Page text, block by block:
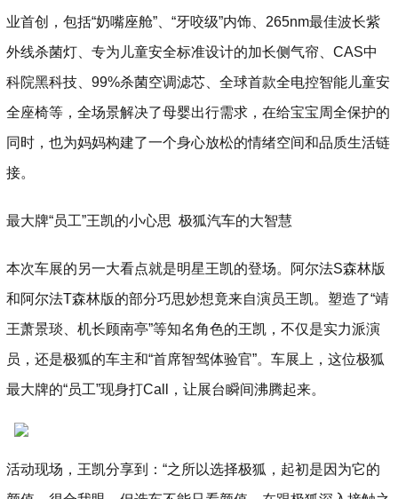
业首创，包括“奶嘴座舱”、“牙咬级”内饰、265nm最佳波长紫
外线杀菌灯、专为儿童安全标准设计的加长侧气帘、CAS中
科院黑科技、99%杀菌空调滤芯、全球首款全电控智能儿童安
全座椅等，全场景解决了母婴出行需求，在给宝宝周全保护的
同时，也为妈妈构建了一个身心放松的情绪空间和品质生活链
接。
最大牌“员工”王凯的小心思 极狐汽车的大智慧
本次车展的另一大看点就是明星王凯的登场。阿尔法S森林版
和阿尔法T森林版的部分巧思妙想竟来自演员王凯。塑造了“靖
王萧景琰、机长顾南亭”等知名角色的王凯，不仅是实力派演
员，还是极狐的车主和“首席智驾体验官”。车展上，这位极狐
最大牌的“员工”现身打Call，让展台瞬间沸腾起来。
活动现场，王凯分享到：“之所以选择极狐，起初是因为它的